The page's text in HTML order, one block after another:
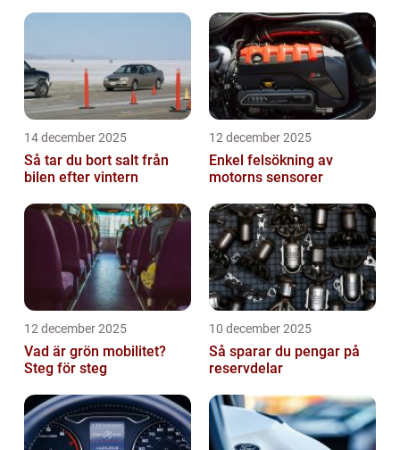
14 december 2025
Så tar du bort salt från
bilen efter vintern
12 december 2025
Enkel felsökning av
motorns sensorer
12 december 2025
Vad är grön mobilitet?
Steg för steg
10 december 2025
Så sparar du pengar på
reservdelar